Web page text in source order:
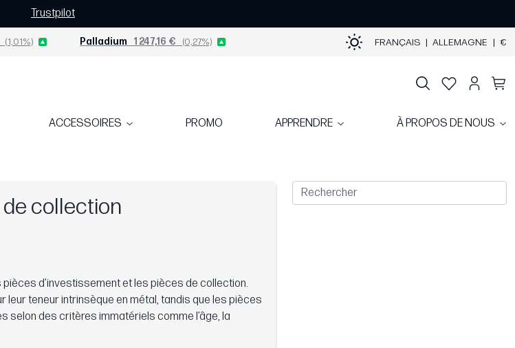
Trustpilot
(1,01%) Palladium 1 247,16 € (0,27%) FRANÇAIS | ALLEMAGNE | €
ACCESSOIRES PROMO APPRENDRE À PROPOS DE NOUS
collection
d’investissement et les pièces de collection.
teneur intrinsèque en métal, tandis que les pièces
des critères immatériels comme l’âge, la